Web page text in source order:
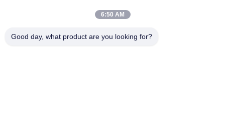
पता
6:50 AM
Good day, what product are you looking for?